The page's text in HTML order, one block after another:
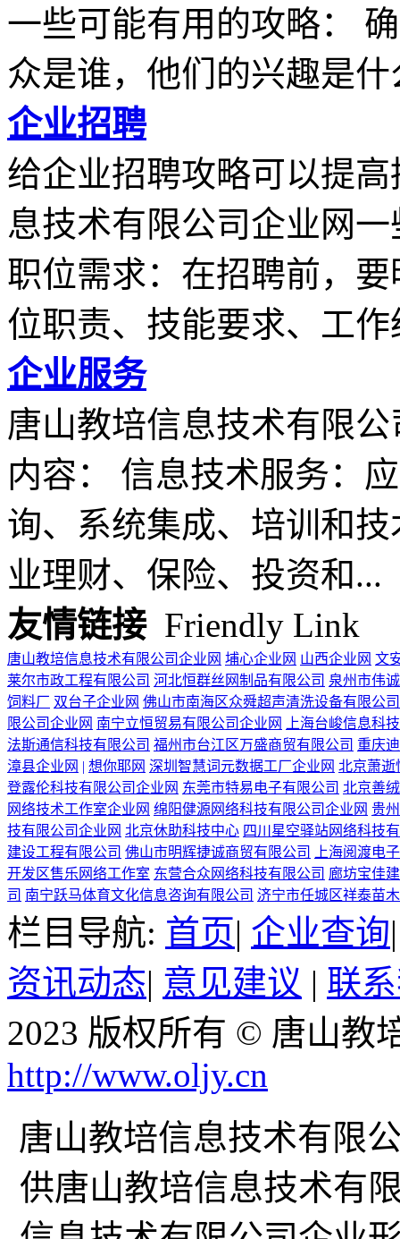
一些可能有用的攻略：
众是谁，他们的兴趣是什
企业招聘
给企业招聘攻略可以提
息技术有限公司企业网
职位需求：在招聘前，
位职责、技能要求、工作
企业服务
唐山教培信息技术有限
内容： 信息技术服务：
询、系统集成、培训和
业理财、保险、投资和...
友情链接Friendly Link
唐山教培信息技术有限公司企业网 埔心企业网 山西企业网 文
莱尔市政工程有限公司 河北恒群丝网制品有限公司 泉州市伟
饲料厂 双台子企业网 佛山市南海区众舜超声清洗设备有限公司
限公司企业网 南宁立恒贸易有限公司企业网
上海台峻信息科
法斯通信科技有限公司 福州市台江区万盛商贸有限公司 重庆
漳县企业网 | 想你耶网 深圳智慧词元数据工厂企业网 北京萧逝
登露伦科技有限公司企业网 东莞市特易电子有限公司 北京善
网络技术工作室企业网 绵阳健源网络科技有限公司企业网 贵
技有限公司企业网 北京休助科技中心 四川星空驿站网络科技
建设工程有限公司 佛山市明辉捷诚商贸有限公司
上海阅渡电
开发区售乐网络工作室 东营合众网络科技有限公司 廊坊宝佳
司 南宁跃马体育文化信息咨询有限公司 济宁市任城区祥泰苗
栏目导航: 首页| 企业查询
资讯动态| 意见建议 | 联
2023 版权所有 © 唐山
http://www.oljy.cn
唐山教培信息技术有限
供唐山教培信息技术有